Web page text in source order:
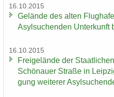
16.10.2015
Ge­län­de des alten
Asyl­su­chen­den Un­ter­kunft
16.10.2015
Frei­ge­län­de der
Schö­nau­er Stra­ße in
gung wei­te­rer